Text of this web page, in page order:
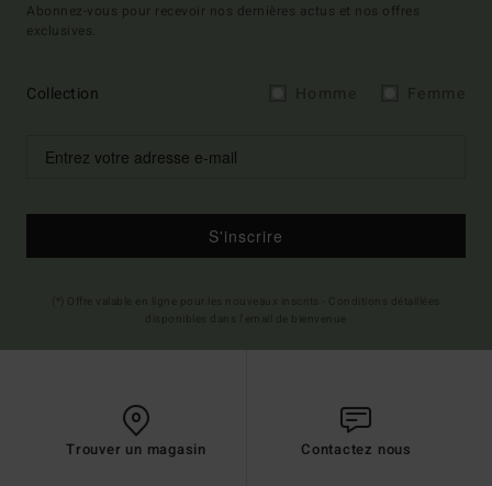
Abonnez-vous pour recevoir nos dernières actus et nos offres
exclusives.
Collection
S'inscrire
Trouver un magasin Contactez nous